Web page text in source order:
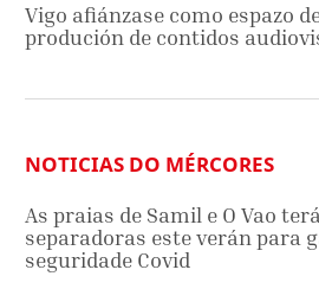
Vigo afiánzase como espazo
produción de contidos
NOTICIAS DO MÉRCORES
As praias de Samil e O Vao
separadoras este verán para
seguridade Covid